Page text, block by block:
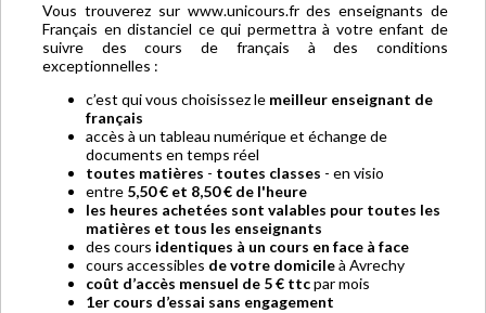
Vous trouverez sur www.unicours.fr des enseignants de
Français en distanciel ce qui permettra à votre enfant de
suivre des cours de français à des conditions
exceptionnelles :
c’est qui vous choisissez le meilleur enseignant de
français
accès à un tableau numérique et échange de
documents en temps réel
toutes matières - toutes classes - en visio
entre 5,50 € et 8,50 € de l'heure
les heures achetées sont valables pour toutes les
matières et tous les enseignants
des cours identiques à un cours en face à face
cours accessibles de votre domicileà Avrechy
coût d’accès mensuel de 5 € ttcpar mois
1er cours d’essai sans engagement